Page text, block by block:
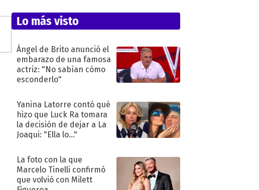
Lo más visto
Ángel de Brito anunció el
embarazo de una famosa
actriz: "No sabían cómo
esconderlo"
Yanina Latorre contó qué
hizo que Luck Ra tomara
la decisión de dejar a La
Joaqui: "Ella lo..."
La foto con la que
Marcelo Tinelli confirmó
que volvió con Milett